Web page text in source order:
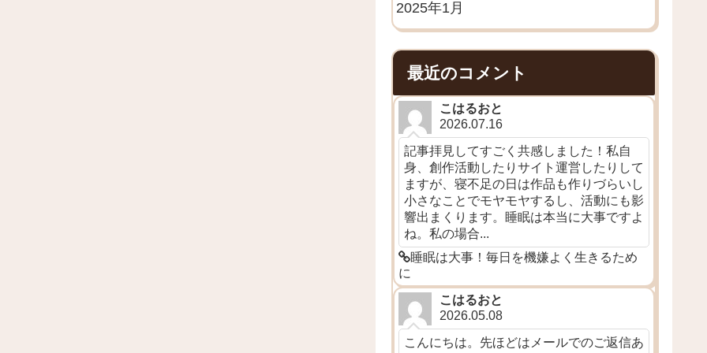
2025年1月
最近のコメント
こはるおと
2026.07.16
記事拝見してすごく共感しました！私自
身、創作活動したりサイト運営したりして
ますが、寝不足の日は作品も作りづらいし
小さなことでモヤモヤするし、活動にも影
響出まくります。睡眠は本当に大事ですよ
ね。私の場合...
睡眠は大事！毎日を機嫌よく生きるため
に
こはるおと
2026.05.08
こんにちは。先ほどはメールでのご返信あ